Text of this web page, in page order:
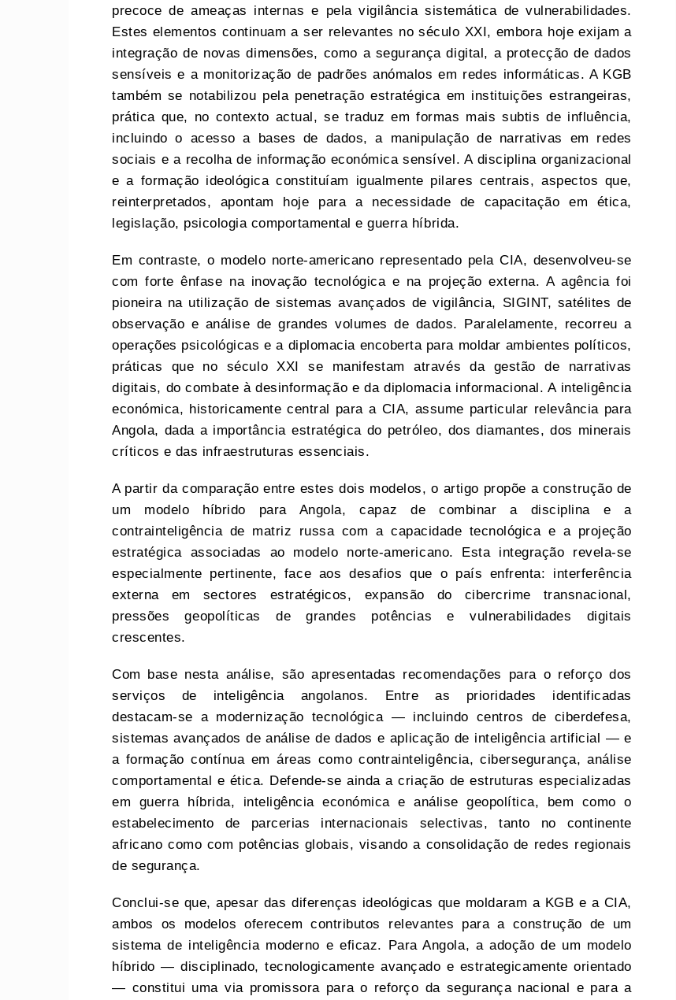
precoce de ameaças internas e pela vigilância sistemática de vulnerabilidades.
Estes elementos continuam a ser relevantes no século XXI, embora hoje exijam a
integração de novas dimensões, como a segurança digital, a protecção de dados
sensíveis e a monitorização de padrões anómalos em redes informáticas. A KGB
também se notabilizou pela penetração estratégica em instituições estrangeiras,
prática que, no contexto actual, se traduz em formas mais subtis de influência,
incluindo o acesso a bases de dados, a manipulação de narrativas em redes
sociais e a recolha de informação económica sensível. A disciplina organizacional
e a formação ideológica constituíam igualmente pilares centrais, aspectos que,
reinterpretados, apontam hoje para a necessidade de capacitação em ética,
legislação, psicologia comportamental e guerra híbrida.
Em contraste, o modelo norte‑americano representado pela CIA, desenvolveu‑se
com forte ênfase na inovação tecnológica e na projeção externa. A agência foi
pioneira na utilização de sistemas avançados de vigilância, SIGINT, satélites de
observação e análise de grandes volumes de dados. Paralelamente, recorreu a
operações psicológicas e a diplomacia encoberta para moldar ambientes políticos,
práticas que no século XXI se manifestam através da gestão de narrativas
digitais, do combate à desinformação e da diplomacia informacional. A inteligência
económica, historicamente central para a CIA, assume particular relevância para
Angola, dada a importância estratégica do petróleo, dos diamantes, dos minerais
críticos e das infraestruturas essenciais.
A partir da comparação entre estes dois modelos, o artigo propõe a construção de
um modelo híbrido para Angola, capaz de combinar a disciplina e a
contrainteligência de matriz russa com a capacidade tecnológica e a projeção
estratégica associadas ao modelo norte‑americano. Esta integração revela‑se
especialmente pertinente, face aos desafios que o país enfrenta: interferência
externa em sectores estratégicos, expansão do cibercrime transnacional,
pressões geopolíticas de grandes potências e vulnerabilidades digitais
crescentes.
Com base nesta análise, são apresentadas recomendações para o reforço dos
serviços de inteligência angolanos. Entre as prioridades identificadas
destacam‑se a modernização tecnológica — incluindo centros de ciberdefesa,
sistemas avançados de análise de dados e aplicação de inteligência artificial — e
a formação contínua em áreas como contrainteligência, cibersegurança, análise
comportamental e ética. Defende‑se ainda a criação de estruturas especializadas
em guerra híbrida, inteligência económica e análise geopolítica, bem como o
estabelecimento de parcerias internacionais selectivas, tanto no continente
africano como com potências globais, visando a consolidação de redes regionais
de segurança.
Conclui‑se que, apesar das diferenças ideológicas que moldaram a KGB e a CIA,
ambos os modelos oferecem contributos relevantes para a construção de um
sistema de inteligência moderno e eficaz. Para Angola, a adoção de um modelo
híbrido — disciplinado, tecnologicamente avançado e estrategicamente orientado
— constitui uma via promissora para o reforço da segurança nacional e para a